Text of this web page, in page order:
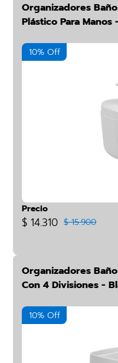
Organizadores
Plástico Para
10% Off
Precio
$ 14.310 $ 15.900
Organizadores
Con 4 Divisiones -
10% Off